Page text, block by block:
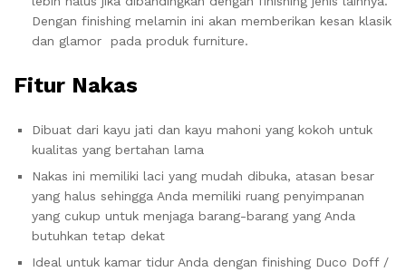
Dengan finishing melamin ini akan memberikan kesan klasik
dan glamor pada produk furniture.
Fitur Nakas
Dibuat dari kayu jati dan kayu mahoni yang kokoh untuk
kualitas yang bertahan lama
Nakas ini memiliki laci yang mudah dibuka, atasan besar
yang halus sehingga Anda memiliki ruang penyimpanan
yang cukup untuk menjaga barang-barang yang Anda
butuhkan tetap dekat
Ideal untuk kamar tidur Anda dengan finishing Duco Doff /